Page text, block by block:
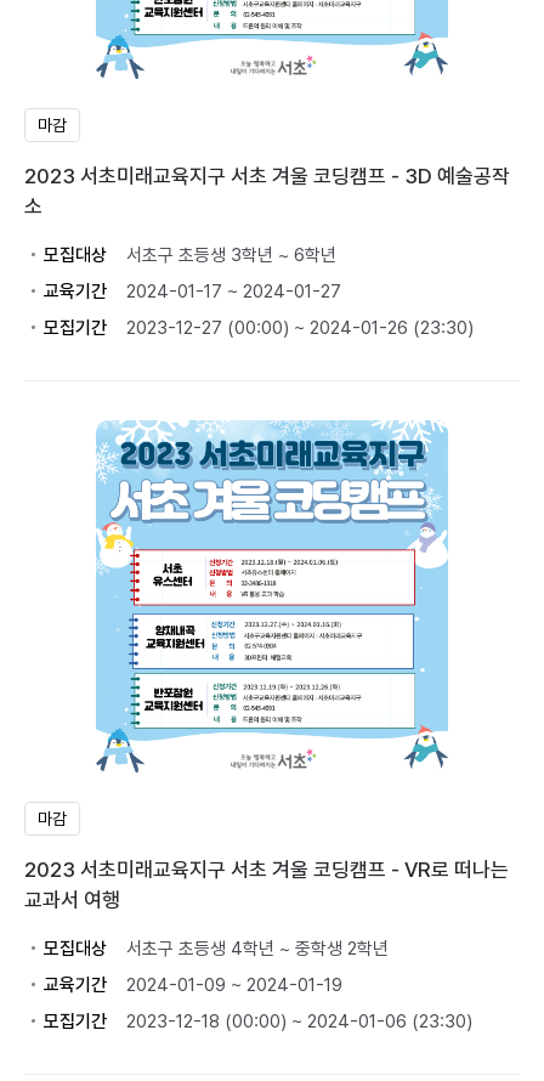
마감
2023 서초미래교육지구 서초 겨울 코딩캠프 - 3D 예술공작
소
모집대상
서초구 초등생 3학년 ~ 6학년
교육기간
2024-01-17 ~ 2024-01-27
모집기간
2023-12-27 (00:00) ~ 2024-01-26 (23:30)
마감
2023 서초미래교육지구 서초 겨울 코딩캠프 - VR로 떠나는
교과서 여행
모집대상
서초구 초등생 4학년 ~ 중학생 2학년
교육기간
2024-01-09 ~ 2024-01-19
모집기간
2023-12-18 (00:00) ~ 2024-01-06 (23:30)